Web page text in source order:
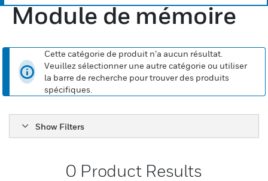
Module de mémoire
Cette catégorie de produit n’a aucun résultat.
Veuillez sélectionner une autre catégorie ou utiliser
la barre de recherche pour trouver des produits
spécifiques.
Show Filters
0 Product Results